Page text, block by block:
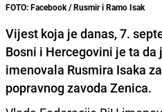
FOTO: Facebook / Rusmir i Ramo Isak
Vijest koja je danas, 7.
Bosni i Hercegovini je ta
imenovala Rusmira Isaka
popravnog zavoda Zenica.